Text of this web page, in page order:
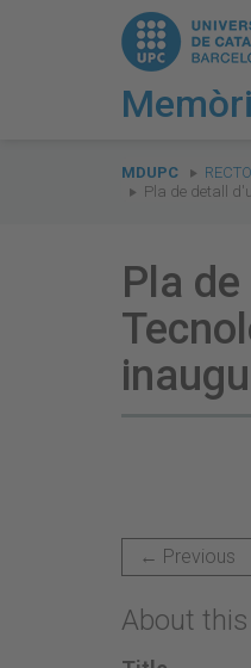
are
here:
MDUPC
Pla de detall
Pla
← Previous
About